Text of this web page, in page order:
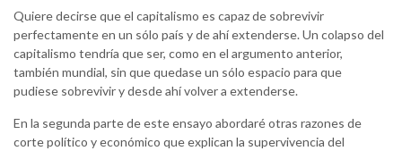
Quiere decirse que el capitalismo es capaz de sobrevivir
perfectamente en un sólo país y de ahí extenderse. Un colapso del
capitalismo tendría que ser, como en el argumento anterior,
también mundial, sin que quedase un sólo espacio para que
pudiese sobrevivir y desde ahí volver a extenderse.
En la segunda parte de este ensayo abordaré otras razones de
corte político y económico que explican la supervivencia del